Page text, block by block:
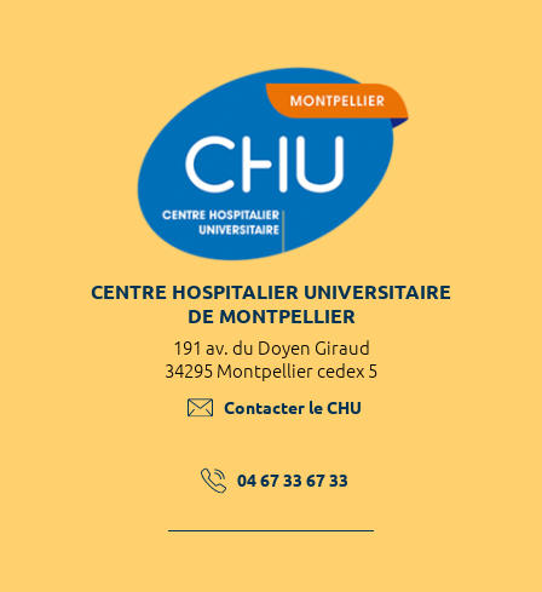
CENTRE HOSPITALIER UNIVERSITAIRE
DE MONTPELLIER
191 av. du Doyen Giraud
34295 Montpellier cedex 5
Contacter le CHU
04 67 33 67 33